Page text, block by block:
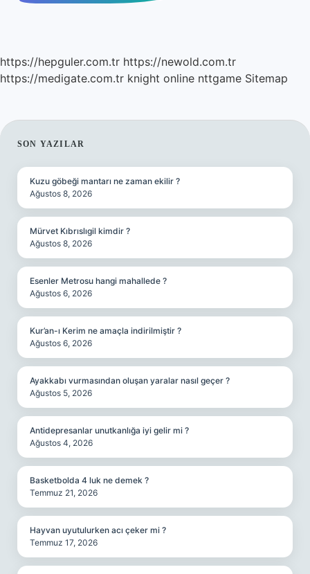
https://hepguler.com.tr https://newold.com.tr
https://medigate.com.tr knight online nttgame Sitemap
SIDEBAR
SON YAZILAR
Kuzu göbeği mantarı ne zaman ekilir ?
Ağustos 8, 2026
Mürvet Kıbrıslıgil kimdir ?
Ağustos 8, 2026
Esenler Metrosu hangi mahallede ?
Ağustos 6, 2026
Kur’an-ı Kerim ne amaçla indirilmiştir ?
Ağustos 6, 2026
Ayakkabı vurmasından oluşan yaralar nasıl geçer ?
Ağustos 5, 2026
Antidepresanlar unutkanlığa iyi gelir mi ?
Ağustos 4, 2026
Basketbolda 4 luk ne demek ?
Temmuz 21, 2026
Hayvan uyutulurken acı çeker mi ?
Temmuz 17, 2026